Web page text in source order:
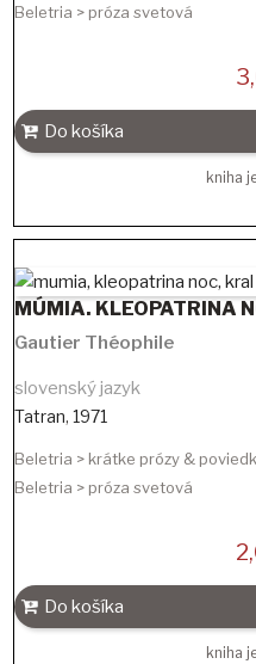
Beletria > próza svetová
Do košíka
kniha
MÚMIA. KLEOPATRINA
Gautier Théophile
slovenský jazyk
Tatran, 1971
Beletria > krátke prózy &
Beletria > próza svetová
Do košíka
kniha